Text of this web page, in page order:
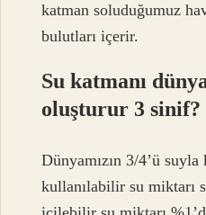
katman soluduğumuz
bulutları içerir.
Su katmanı
oluşturur 3 sinif?
Dünyamızın 3/4’ü suyla
kullanılabilir su miktarı